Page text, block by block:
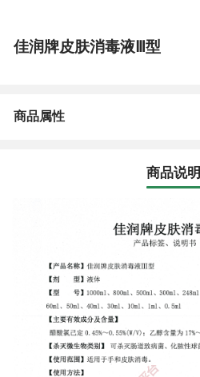
佳润牌皮肤消毒液Ⅲ型
商品属性
商品说明